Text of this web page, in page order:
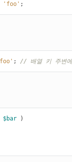
'foo' ;
; // 배열 키 주변
$bar
)